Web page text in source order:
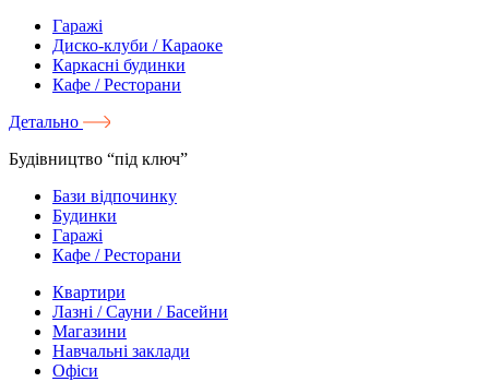
Гаражі
Диско-клуби / Караоке
Каркасні будинки
Кафе / Ресторани
Детально
Будівництво “під ключ”
Бази відпочинку
Будинки
Гаражі
Кафе / Ресторани
Квартири
Лазні / Сауни / Басейни
Магазини
Навчальні заклади
Офіси